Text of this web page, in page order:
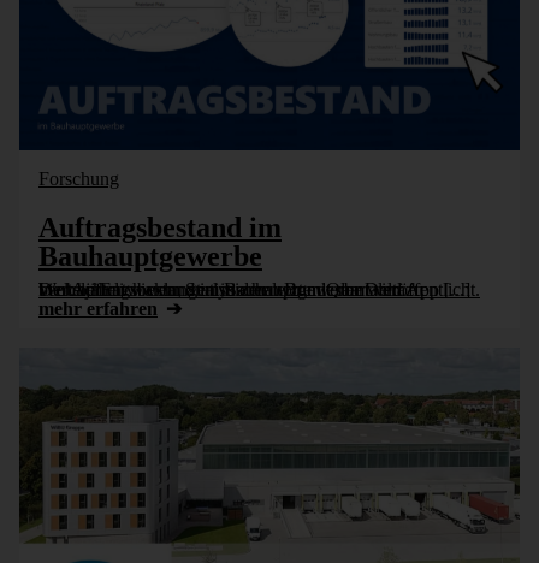
Forschung
Auftragsbestand im
Bauhauptgewerbe
Der Auftragsbestand im Bauhauptgewerbe wird vierteljährlich vom Statistischen Bundesamt veröffentlicht. Welche Entwicklungen in den letzten Quartalen zu beobachten waren, analysieren wir mit der DeltaApp [...]
mehr erfahren